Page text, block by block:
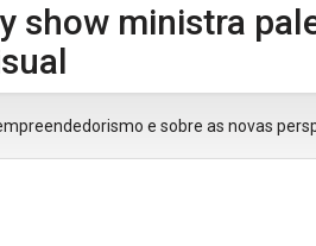
show ministra
e sobre as novas